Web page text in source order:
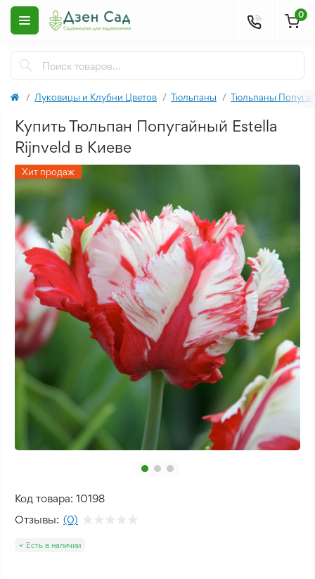
0
Луковицы и Клубни Цветов Тюльпаны Тюльпаны
Купить Тюльпан Попугайный Estella
Rijnveld в Киеве
Хит продаж
Код товара: 10198
Отзывы: (0)
Есть в наличии